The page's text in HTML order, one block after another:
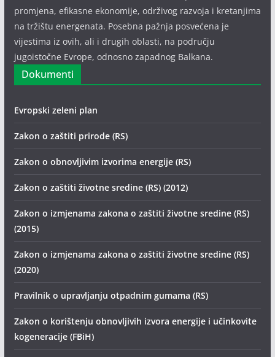
promjena, efikasne ekonomije, održivog razvoja i kretanjima
na tržištu energenata. Posebna pažnja posvećena je
vijestima iz ovih, ali i drugih oblasti, na području
jugoistočne Evrope, odnosno zapadnog Balkana.
Dokumenti
Evropski zeleni plan
Zakon o zaštiti prirode (RS)
Zakon o obnovljivim izvorima energije (RS)
Zakon o zaštiti životne sredine (RS) (2012)
Zakon o izmjenama zakona o zaštiti životne sredine (RS)
(2015)
Zakon o izmjenama zakona o zaštiti životne sredine (RS)
(2020)
Pravilnik o upravljanju otpadnim gumama (RS)
Zakon o korištenju obnovljivih izvora energije i učinkovite
kogeneracije (FBiH)